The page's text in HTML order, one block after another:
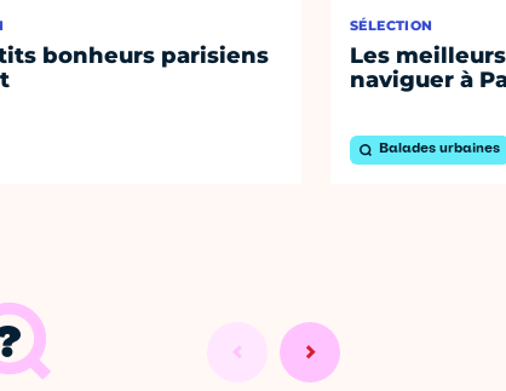
bonheurs parisiens
SÉLECTION
Les
naviguer à
Balades urbaines